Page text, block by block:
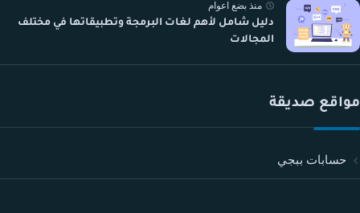
منذ بضع اعوام
دليل شامل لأهم لغات البرمجة وتطبيقاتها في مختلف
المجالات
مواقع صديقة
حسابات ببجي